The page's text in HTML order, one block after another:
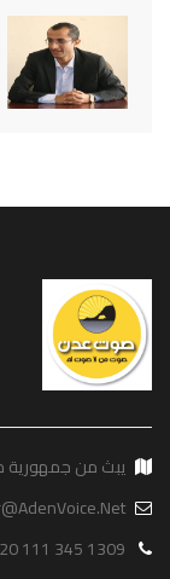
يبث من جمهورية
111 345 1309